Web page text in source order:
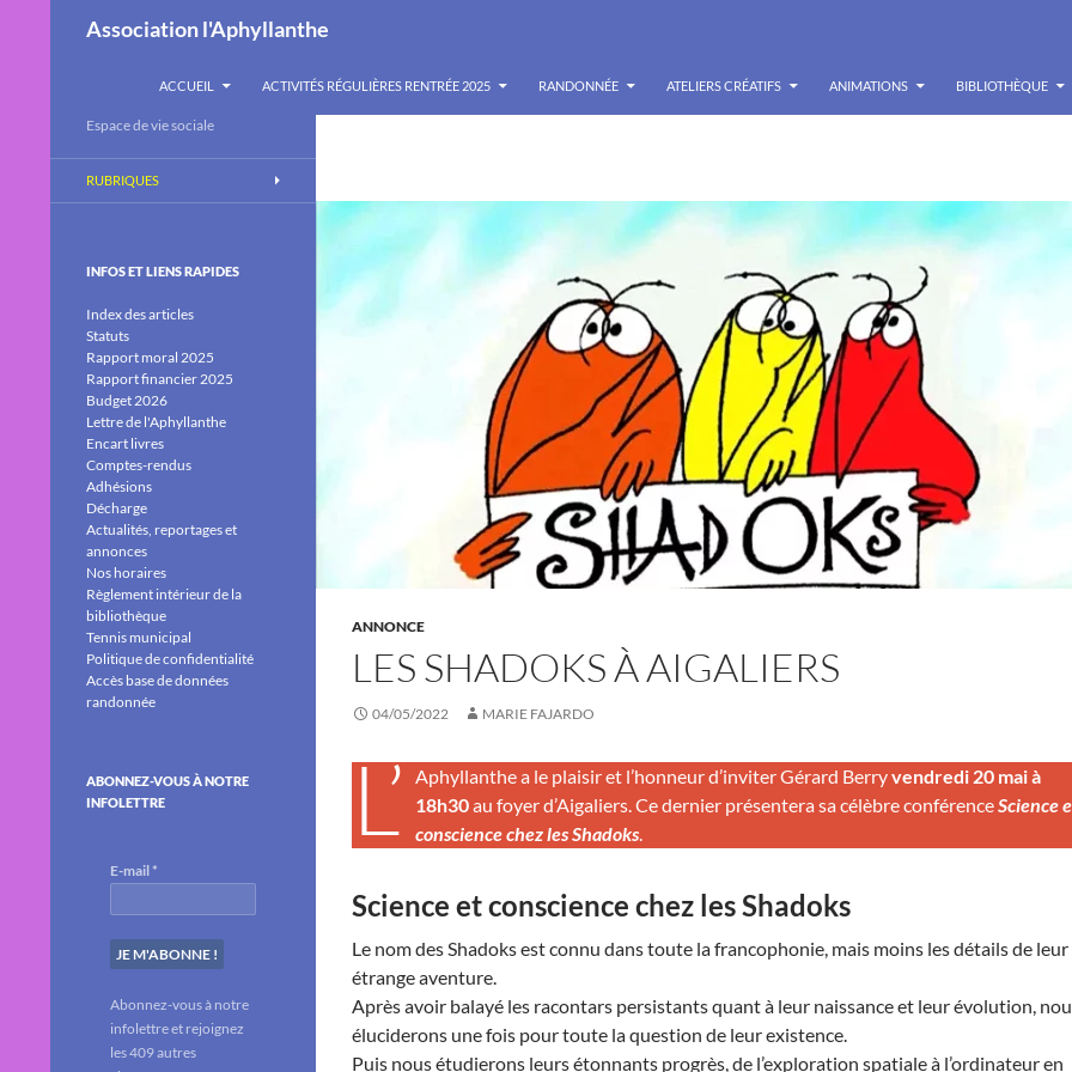
Association l'Aphyllanthe
ACCUEIL
ACTIVITÉS RÉGULIÈRES RENTRÉE 2025 RANDONNÉE ATELIERS CRÉATIFS ANIMATIONS BIBLIOTHÈQUE
ANNONCE
LES SHADOKS À AIGALIERS
04/05/2022 MARIE FAJARDO
L’ Aphyllanthe a le plaisir et l’honneur d’inviter Gérard Berryvendredi 20 mai à
18h30au foyer d’Aigaliers. Ce dernier présentera sa célèbre conférenceScience
conscience chez les Shadoks.
Science et conscience chez les Shadoks
Le nom des Shadoks est connu dans toute la francophonie, mais moins les détails de leur
étrange aventure.
Après avoir balayé les racontars persistants quant à leur naissance et leur évolution,
éluciderons une fois pour toute la question de leur existence.
Puis nous étudierons leurs étonnants progrès, de l’exploration spatiale à l’ordinateur en
Espace de vie sociale
RUBRIQUES
INFOS ET LIENS RAPIDES
Index des articles
Statuts
Rapport moral 2025
Rapport financier 2025
Budget 2026
Lettre de l'Aphyllanthe
Encart livres
Comptes-rendus
Adhésions
Décharge
Actualités, reportages et
annonces
Nos horaires
Règlement intérieur de la
bibliothèque
Tennis municipal
Politique de confidentialité
Accès base de données
randonnée
ABONNEZ-VOUS À NOTRE
INFOLETTRE
E-mail*
Abonnez-vous à notre
infolettre et rejoignez
les 409 autres